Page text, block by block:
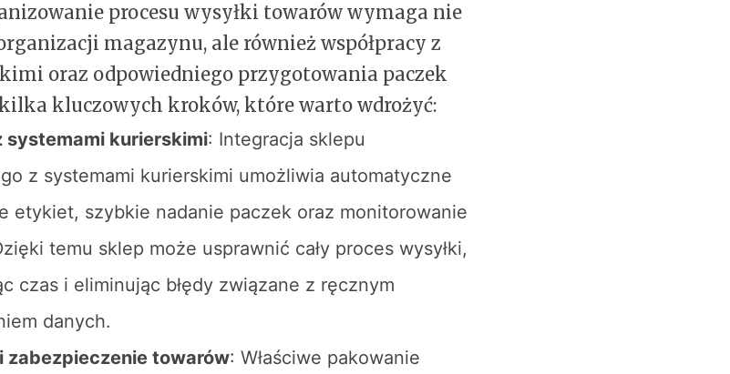
procesu wysyłki towarów wymaga nie
magazynu, ale również współpracy z
oraz odpowiedniego przygotowania paczek
kluczowych kroków, które warto wdrożyć:
systemami kurierskimi: Integracja sklepu
z systemami kurierskimi umożliwia automatyczne
etykiet, szybkie nadanie paczek oraz monitorowanie
temu sklep może usprawnić cały proces wysyłki,
czas i eliminując błędy związane z ręcznym
danych.
zabezpieczenie towarów: Właściwe pakowanie